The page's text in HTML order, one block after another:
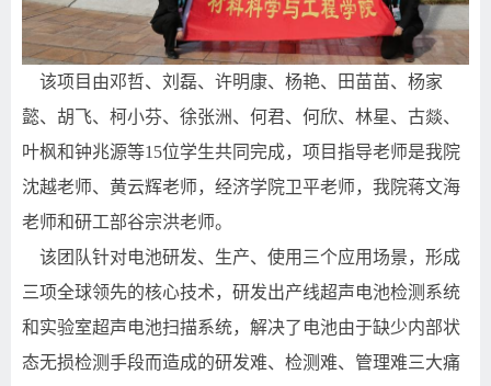
该项目由邓哲、刘磊、许明康、杨艳、田苗苗、杨家
懿、胡飞、柯小芬、徐张洲、何君、何欣、林星、古燚、
叶枫和钟兆源等15位学生共同完成，项目指导老师是我院
沈越老师、黄云辉老师，经济学院卫平老师，我院蒋文海
老师和研工部谷宗洪老师。
该团队针对电池研发、生产、使用三个应用场景，形成
三项全球领先的核心技术，研发出产线超声电池检测系统
和实验室超声电池扫描系统，解决了电池由于缺少内部状
态无损检测手段而造成的研发难、检测难、管理难三大痛